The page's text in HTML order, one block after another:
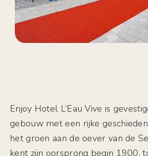
Enjoy Hotel L’Eau Vive is
gebouw met een rijke
het groen aan de oever van de
kent zijn oorsprong begin 1900,